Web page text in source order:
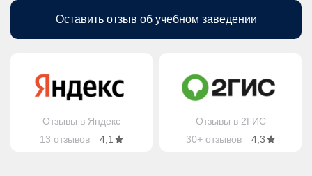
Оставить отзыв об учебном заведении
Отзывы в Яндекс
13 отзывов
4,1
Отзывы в 2ГИС
30+ отзывов
4,3